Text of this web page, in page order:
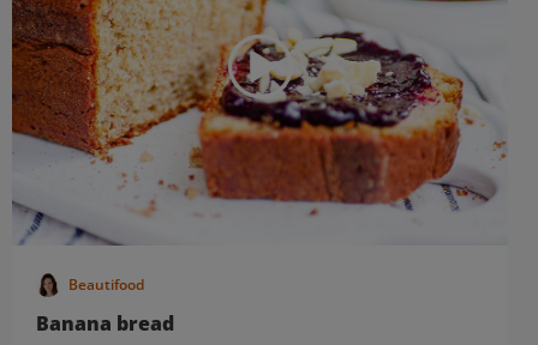
Beautifood
Banana bread